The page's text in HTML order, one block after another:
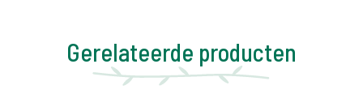
Gerelateerde producten